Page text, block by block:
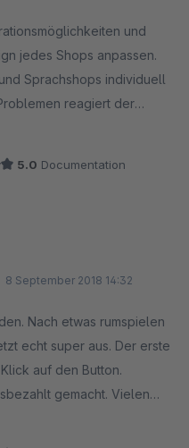
und
jedes Shops anpassen.
Sprachshops individuell
reagiert der
5.0 Documentation
8 September 2018 14:32
Nach etwas rumspielen
echt super aus. Der erste
auf den Button.
gemacht. Vielen
auf weitere Layouts. Gute